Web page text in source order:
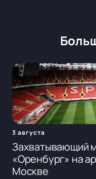
3 августа
Захватывающий
«Оренбург» на
Москве